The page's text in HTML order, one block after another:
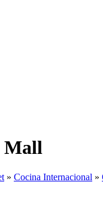
Mall
» Cocina Internacional »